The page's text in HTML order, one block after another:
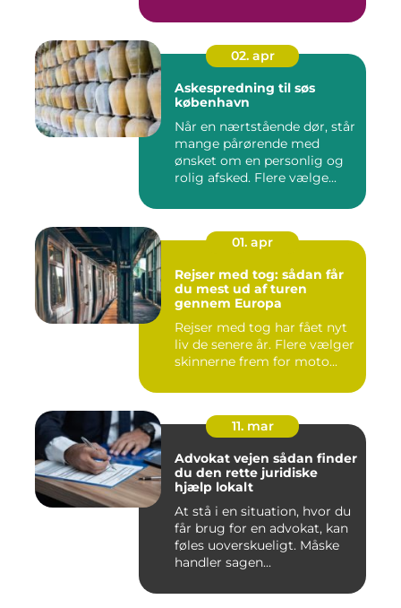
02. apr
Askespredning til søs
københavn
Når en nærtstående dør, står
mange pårørende med
ønsket om en personlig og
rolig afsked. Flere vælge...
01. apr
Rejser med tog: sådan får
du mest ud af turen
gennem Europa
Rejser med tog har fået nyt
liv de senere år. Flere vælger
skinnerne frem for moto...
11. mar
Advokat vejen sådan finder
du den rette juridiske
hjælp lokalt
At stå i en situation, hvor du
får brug for en advokat, kan
føles uoverskueligt. Måske
handler sagen...